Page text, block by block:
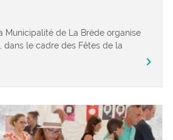
Municipalité de La Brède organise
dans le cadre des Fêtes de la
chevron_right